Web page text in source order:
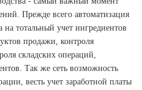
Прежде всего автоматизация
тотальный учет ингредиентов
продажи, контроля
складских операций,
Так же сеть возможность
весть учет заработной платы